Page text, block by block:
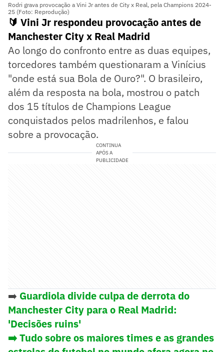
Rodri grava provocação a Vini Jr antes de City x Real, pela Champions 2024-
25 (Foto: Reprodução)
🔰 Vini Jr respondeu provocação antes de
Manchester City x Real Madrid
Ao longo do confronto entre as duas equipes,
torcedores também questionaram a Vinícius
"onde está sua Bola de Ouro?". O brasileiro,
além da resposta na bola, mostrou o patch
dos 15 títulos de Champions League
conquistados pelos madrilenhos, e falou
sobre a provocação.
CONTINUA
APÓS A
PUBLICIDADE
➡️ Guardiola divide culpa de derrota do
Manchester City para o Real Madrid:
'Decisões ruins'
➡️ Tudo sobre os maiores times e as grandes